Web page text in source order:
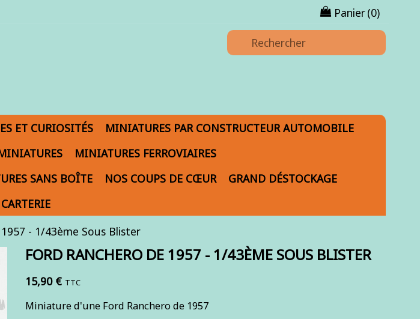
Panier(0)
ET CURIOSITÉS
MINIATURES PAR CONSTRUCTEUR AUTOMOBILE
MINIATURES FERROVIAIRES
SANS BOÎTE NOS COUPS DE CŒUR
GRAND DÉSTOCKAGE
CARTERIE
- 1/43ème Sous Blister
FORD RANCHERO DE 1957 - 1/43ÈME SOUS BLISTER
15,90 € TTC
Miniature d'une Ford Ranchero de 1957